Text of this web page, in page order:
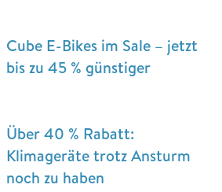
Cube E-Bikes im Sale – jetzt
bis zu 45 % günstiger
Über 40 % Rabatt:
Klimageräte trotz Ansturm
noch zu haben